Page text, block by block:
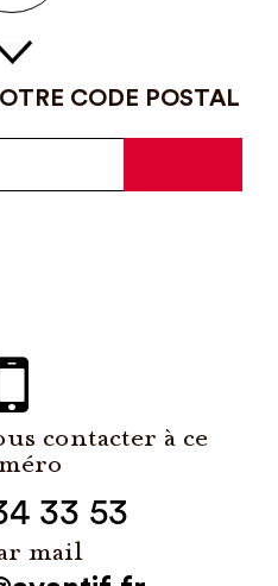
CODE POSTAL
contacter à ce
33 53
mail